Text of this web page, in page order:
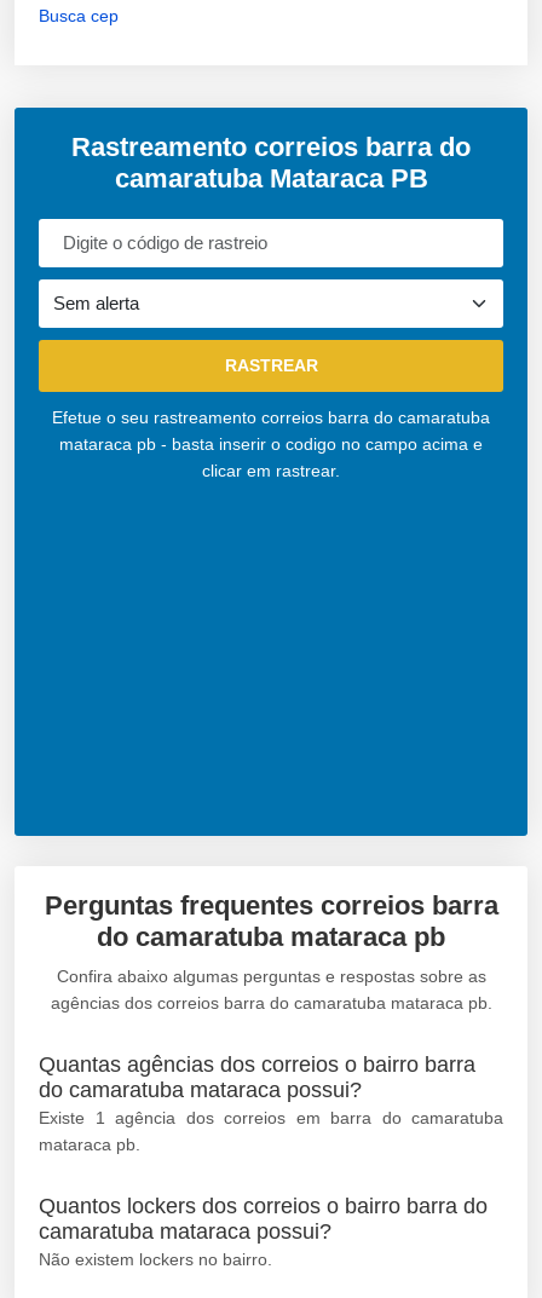
Busca cep
Rastreamento correios barra do
camaratuba Mataraca PB
Efetue o seu rastreamento correios barra do camaratuba
mataraca pb - basta inserir o codigo no campo acima e
clicar em rastrear.
Perguntas frequentes correios barra
do camaratuba mataraca pb
Confira abaixo algumas perguntas e respostas sobre as
agências dos correios barra do camaratuba mataraca pb.
Quantas agências dos correios o bairro barra
do camaratuba mataraca possui?
Existe 1 agência dos correios em barra do camaratuba
mataraca pb.
Quantos lockers dos correios o bairro barra do
camaratuba mataraca possui?
Não existem lockers no bairro.